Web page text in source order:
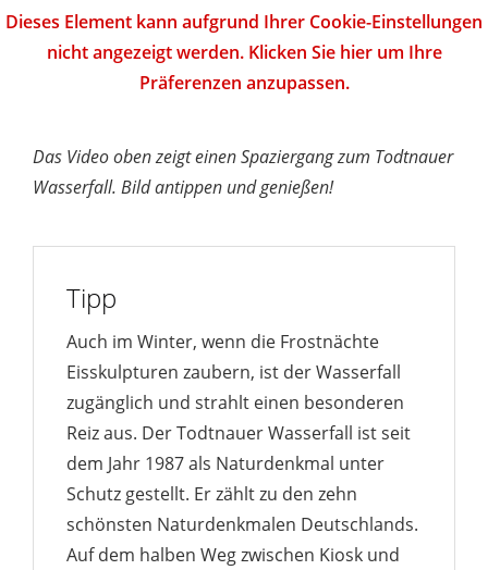
Dieses Element kann aufgrund Ihrer Cookie-Einstellungen
nicht angezeigt werden. Klicken Sie hier um Ihre
Präferenzen anzupassen.
Das Video oben zeigt einen Spaziergang zum Todtnauer
Wasserfall. Bild antippen und genießen!
Tipp
Auch im Winter, wenn die Frostnächte
Eisskulpturen zaubern, ist der Wasserfall
zugänglich und strahlt einen besonderen
Reiz aus. Der Todtnauer Wasserfall ist seit
dem Jahr 1987 als Naturdenkmal unter
Schutz gestellt. Er zählt zu den zehn
schönsten Naturdenkmalen Deutschlands.
Auf dem halben Weg zwischen Kiosk und